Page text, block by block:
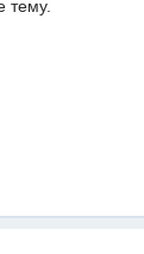
тему.